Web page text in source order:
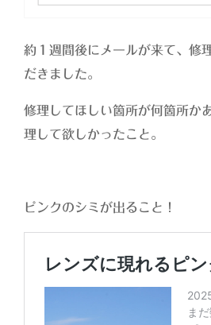
約１週間後にメールが来て、修
だきました。
修理してほしい箇所が何箇所か
理して欲しかったこと。
ピンクのシミが出ること！